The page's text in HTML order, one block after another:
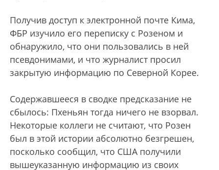
Получив доступ к электронной почте Кима,
ФБР изучило его переписку с Розеном и
обнаружило, что они пользовались в ней
псевдонимами, и что журналист просил
закрытую информацию по Северной Корее.
Содержавшееся в сводке предсказание не
сбылось: Пхеньян тогда ничего не взорвал.
Некоторые коллеги не считают, что Розен
был в этой истории абсолютно безгрешен,
посколько сообщил, что США получили
вышеуказанную информацию из своих